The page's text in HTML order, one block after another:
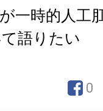
一時的人工
語りたい
0